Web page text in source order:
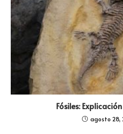
Fósiles:
agosto 28,